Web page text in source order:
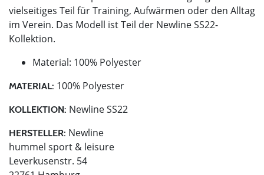
vielseitiges Teil für Training, Aufwärmen oder den Alltag
im Verein. Das Modell ist Teil der Newline SS22-
Kollektion.
Material: 100% Polyester
MATERIAL: 100% Polyester
KOLLEKTION: Newline SS22
HERSTELLER: Newline
hummel sport & leisure
Leverkusenstr. 54